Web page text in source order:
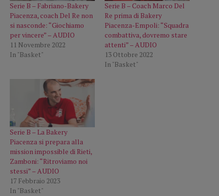
Serie B – Fabriano-Bakery
Piacenza, coach Del Re non
si nasconde: “Giochiamo
per vincere” – AUDIO
11 Novembre 2022
In "Basket"
Serie B – Coach Marco Del
Re prima di Bakery
Piacenza-Empoli: “Squadra
combattiva, dovremo stare
attenti” – AUDIO
13 Ottobre 2022
In "Basket"
Serie B – La Bakery
Piacenza si prepara alla
mission impossible di Rieti,
Zamboni: “Ritroviamo noi
stessi” – AUDIO
17 Febbraio 2023
In "Basket"